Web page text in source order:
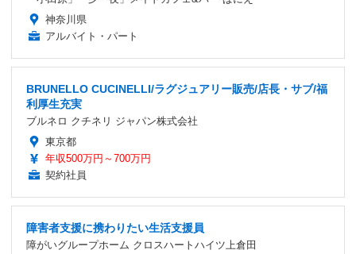
神奈川県
アルバイト・パート
BRUNELLO CUCINELLI/ラグジュアリー販売/店長・サブ/福
利厚生充実
ブルネロ クチネリ ジャパン株式会社
東京都
年収500万円～700万円
契約社員
障害者支援に携わりたい生活支援員
障がいグループホーム クロスハートハイツ上倉田